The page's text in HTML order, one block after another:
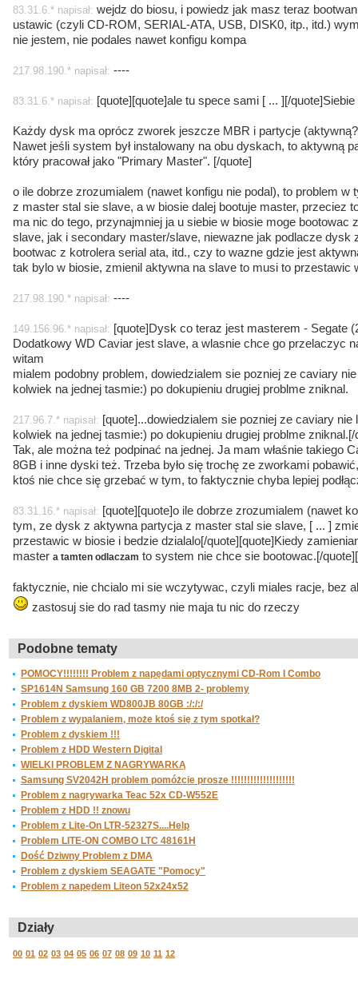
83.31.6.* napisał: wejdz do biosu, i powiedz jak masz teraz
ustawic (czyli CD-ROM, SERIAL-ATA, USB, DISK0, itp., itd.)
nie jestem, nie podales nawet konfigu kompa
217.98.190.* napisał: ----
83.31.6.* napisał: [quote][quote]ale tu spece sami [ ... ][/
Każdy dysk ma oprócz zworek jeszcze MBR i partycje
Nawet jeśli system był instalowany na obu dyskach, to aktywną
który pracował jako "Primary Master". [/quote]
o ile dobrze zrozumialem (nawet konfigu nie podal), to problem
z master stal sie slave, a w biosie dalej bootuje master, przeciez
ma nic do tego, przynajmniej ja u siebie w biosie moge bootowac
slave, jak i secondary master/slave, niewazne jak podlacze dysk
bootwac z kotrolera serial ata, itd., czy to wazne gdzie jest
tak bylo w biosie, zmienil aktywna na slave to musi to przestawic
217.98.190.* napisał: ----
149.156.96.* napisał: [quote]Dysk co teraz jest masterem - Segate
Dodatkowy WD Caviar jest slave, a wlasnie chce go przelaczyc
witam
mialem podobny problem, dowiedzialem sie pozniej ze caviary
kolwiek na jednej tasmie:) po dokupieniu drugiej problme zniknal.
217.96.7.* napisał: [quote]...dowiedzialem sie pozniej ze caviary
kolwiek na jednej tasmie:) po dokupieniu drugiej problme zniknal.[/
Tak, ale można też podpinać na jednej. Ja mam właśnie takiego
8GB i inne dyski też. Trzeba było się trochę ze zworkami
ktoś nie chce się grzebać w tym, to faktycznie chyba lepiej
83.31.16.* napisał: [quote][quote]o ile dobrze zrozumialem (nawet
tym, ze dysk z aktywna partycja z master stal sie slave, [ ... ]
przestawic w biosie i bedzie dzialalo[/quote][quote]Kiedy
master a tamten odlaczam to system nie chce sie bootowac.[/
faktycznie, nie chcialo mi sie wczytywac, czyli miales racje, bez
zastosuj sie do rad tasmy nie maja tu nic do rzeczy
Podobne tematy
POMOCY!!!!!!!! Problem z napędami optycznymi CD-Rom I Combo
SP1614N Samsung 160 GB 7200 8MB 2- problemy
Problem z dyskiem WD800JB 80GB :/:/:/
Problem z wypalaniem, może ktoś się z tym spotkał?
Problem z dyskiem !!!
Problem z HDD Western Digital
WIELKI PROBLEM Z NAGRYWARKĄ
Samsung SV2042H problem pomóżcie prosze !!!!!!!!!!!!!!!!!!!!
Problem z nagrywarka Teac 52x CD-W552E
Problem z HDD !! znowu
Problem z Lite-On LTR-52327S....Help
Problem LITE-ON COMBO LTC 48161H
Dość Dziwny Problem z DMA
Problem z dyskiem SEAGATE "Pomocy"
Problem z napędem Liteon 52x24x52
Działy
00 01 02 03 04 05 06 07 08 09 10 11 12